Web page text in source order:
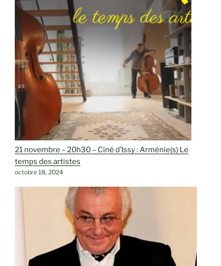
21 novembre – 20h30 – Ciné d’Issy : Arménie(s) Le
temps des artistes
octobre 18, 2024